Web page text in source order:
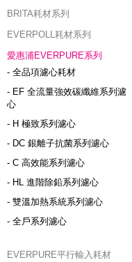
BRITA耗材系列
EVERPOLL耗材系列
愛惠浦EVERPURE系列
- 全品項濾心耗材
- EF 全流量強效碳纖維系列濾
心
- H 極致系列濾心
- DC 銀離子抗菌系列濾心
- C 高效能系列濾心
- HL 進階除鉛系列濾心
- 雙溫加熱系統系列濾心
- 全戶系列濾心
EVERPURE平行輸入耗材